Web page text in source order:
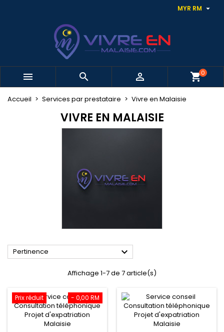
MYR RM 
   shopping_cart0
Accueil Services par prestataire Vivre en Malaisie
VIVRE EN MALAISIE
Pertinence 
Affichage 1-7 de 7 article(s)
- 0,00 RM
Prix réduit